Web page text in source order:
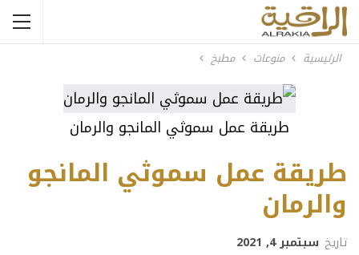
الرئيسية منوعات مطبخ
طريقة عمل سموثي المانجو والرمان
طريقة عمل سموثي المانجو
والرمان
تاريخ سبتمبر 4, 2021